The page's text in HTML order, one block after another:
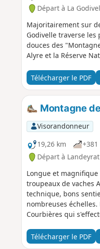
Départ à La
Majoritairement sur
Godivelle traverse
douces des
Alyre et la Réserve
Télécharger le PDF
Montagne
Visorandonneur
19,26 km
+381
Départ à
Longue et
troupeaux de vaches
technique, bons
nombreuses
Courbières qui
Télécharger le PDF